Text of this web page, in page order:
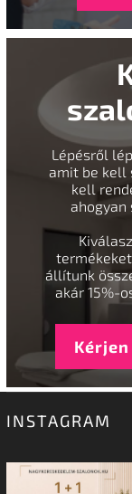
Lépésről
amit be kell
kell
ahogyan
állítunk
akár 15%-
INSTAGRAM